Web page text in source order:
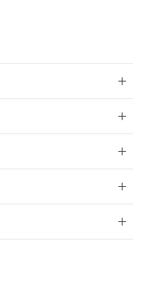
登録
"
の「1.共同利
当社基準）
非含有を証明す
含有を証明する
酸エステル類４
までの期間は出
在庫切替を完了
ことがない限
愛しておりま